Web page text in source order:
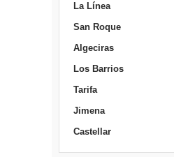
La Línea
San Roque
Algeciras
Los Barrios
Tarifa
Jimena
Castellar